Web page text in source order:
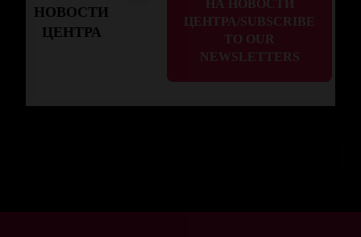
НОВОСТИ
ЦЕНТРА